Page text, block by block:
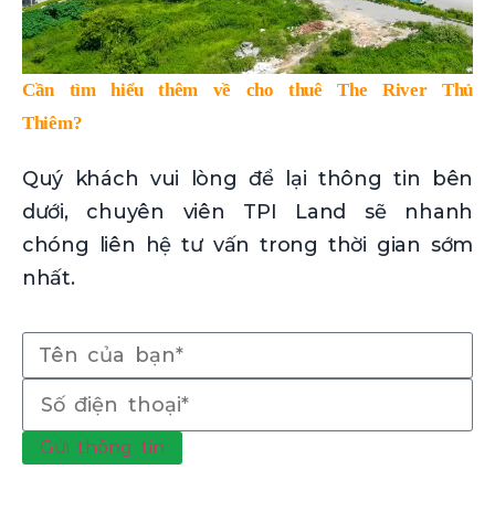
Cần tìm hiểu thêm về cho thuê The River Thủ
Thiêm?
Quý khách vui lòng để lại thông tin bên
dưới, chuyên viên TPI Land sẽ nhanh
chóng liên hệ tư vấn trong thời gian sớm
nhất.
Gửi thông tin